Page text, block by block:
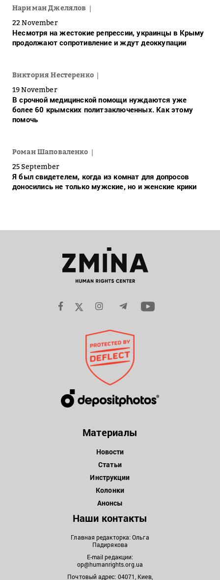
Нариман Джелялов
22 November
Несмотря на жестокие репрессии, украинцы в Крыму
продолжают сопротивление и ждут деоккупации
Виктория Нестеренко
19 November
В срочной медицинской помощи нуждаются уже
более 60 крымских политзаключенных. Как этому
помочь
Роман Шаповаленко
25 September
Я был свидетелем, когда из комнат для допросов
доносились не только мужские, но и женские крики
Материалы
Новости
Статьи
Инструкции
Колонки
Анонсы
Наши контакты
Главная редакторка: Ольга
Падирякова
E-mail редакции:
op@humanrights.org.ua
Почтовый адрес: 04071, Киев,